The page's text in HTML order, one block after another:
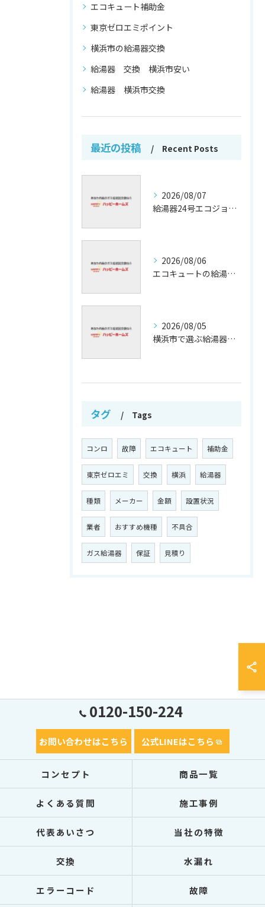
エコキュート補助金
東京ゼロエミポイント
横浜市の給湯器交換
給湯器 交換 横浜市安い
給湯器 横浜市交換
最近の投稿 Recent Posts
2026/08/07
給湯器24号エコジョーズの省エネ技術解説
2026/08/06
エコキュートの給湯効率と省エネ効果
2026/08/05
横浜市で選ぶ給湯器交換の口コミ分析
タグ Tags
コンロ 故障 エコキュート 補助金
東京ゼロエミ 交換 横浜 給湯器
種類 メーカー 金額 設置状況
業者 おすすめ機種 不具合
ガス給湯器 保証 見積り
0120-150-224
お問い合わせはこちら 公式LINEはこちら
コンセプト 商品一覧
よくある質問 施工事例
代表あいさつ 当社の特徴
交換 水漏れ
エラーコード 故障